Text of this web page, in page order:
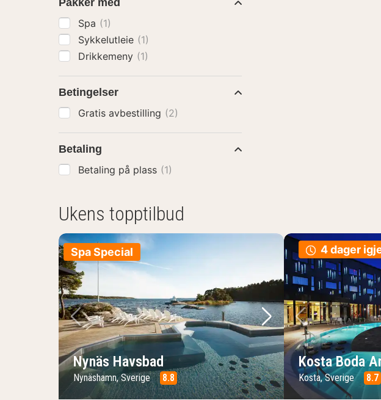
Pakker med
Spa (1)
Sykkelutleie (1)
Drikkemeny (1)
Betingelser
Gratis avbestilling (2)
Betaling
Betaling på plass (1)
Ukens topptilbud
Spa Special
Forrige bilde
Neste bilde
Nynäs Havsbad
Nynäshamn, Sverige 8.8
4 dager
Forrige bilde
Kosta Boda
Kosta, Sverige 8.7